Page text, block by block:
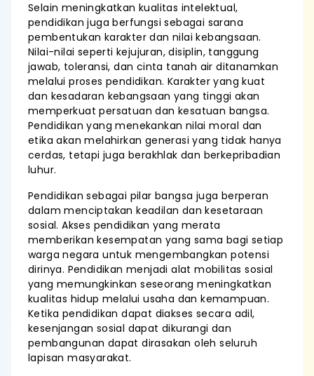
Selain meningkatkan kualitas intelektual,
pendidikan juga berfungsi sebagai sarana
pembentukan karakter dan nilai kebangsaan.
Nilai-nilai seperti kejujuran, disiplin, tanggung
jawab, toleransi, dan cinta tanah air ditanamkan
melalui proses pendidikan. Karakter yang kuat
dan kesadaran kebangsaan yang tinggi akan
memperkuat persatuan dan kesatuan bangsa.
Pendidikan yang menekankan nilai moral dan
etika akan melahirkan generasi yang tidak hanya
cerdas, tetapi juga berakhlak dan berkepribadian
luhur.
Pendidikan sebagai pilar bangsa juga berperan
dalam menciptakan keadilan dan kesetaraan
sosial. Akses pendidikan yang merata
memberikan kesempatan yang sama bagi setiap
warga negara untuk mengembangkan potensi
dirinya. Pendidikan menjadi alat mobilitas sosial
yang memungkinkan seseorang meningkatkan
kualitas hidup melalui usaha dan kemampuan.
Ketika pendidikan dapat diakses secara adil,
kesenjangan sosial dapat dikurangi dan
pembangunan dapat dirasakan oleh seluruh
lapisan masyarakat.